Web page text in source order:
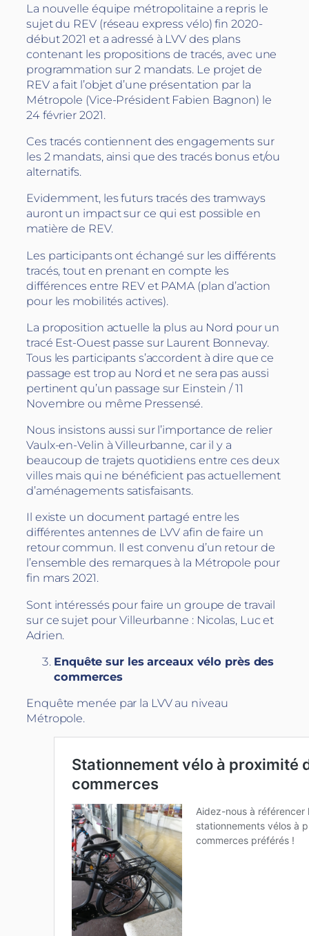
La nouvelle équipe métropolitaine a repris le
sujet du REV (réseau express vélo) fin 2020-
début 2021 et a adressé à LVV des plans
contenant les propositions de tracés, avec une
programmation sur 2 mandats. Le projet de
REV a fait l’objet d’une présentation par la
Métropole (Vice-Président Fabien Bagnon) le
24 février 2021.
Ces tracés contiennent des engagements sur
les 2 mandats, ainsi que des tracés bonus et/ou
alternatifs.
Evidemment, les futurs tracés des tramways
auront un impact sur ce qui est possible en
matière de REV.
Les participants ont échangé sur les différents
tracés, tout en prenant en compte les
différences entre REV et PAMA (plan d’action
pour les mobilités actives).
La proposition actuelle la plus au Nord pour un
tracé Est-Ouest passe sur Laurent Bonnevay.
Tous les participants s’accordent à dire que ce
passage est trop au Nord et ne sera pas aussi
pertinent qu’un passage sur Einstein / 11
Novembre ou même Pressensé.
Nous insistons aussi sur l’importance de relier
Vaulx-en-Velin à Villeurbanne, car il y a
beaucoup de trajets quotidiens entre ces deux
villes mais qui ne bénéficient pas actuellement
d’aménagements satisfaisants.
Il existe un document partagé entre les
différentes antennes de LVV afin de faire un
retour commun. Il est convenu d’un retour de
l’ensemble des remarques à la Métropole pour
fin mars 2021.
Sont intéressés pour faire un groupe de travail
sur ce sujet pour Villeurbanne : Nicolas, Luc et
Adrien.
Enquête sur les arceaux vélo près des
commerces
Enquête menée par la LVV au niveau
Métropole.